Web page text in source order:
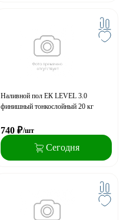
Наливной пол ЕК LEVEL 3.0
финишный тонкослойный 20 кг
740 ₽/шт
Сегодня